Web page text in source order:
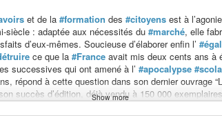
et de la #formation des #citoyens est à
siècle : adaptée aux nécessités du #marché, elle
d’eux-mêmes. Soucieuse d’élaborer enfin l’
ce que la #France avait mis deux cents ans à
successives qui ont amené à l’ #apocalypse
répond à cette question dans son dernier ouvrage
succès d’édition, déjà vendu à 150 000
Show more